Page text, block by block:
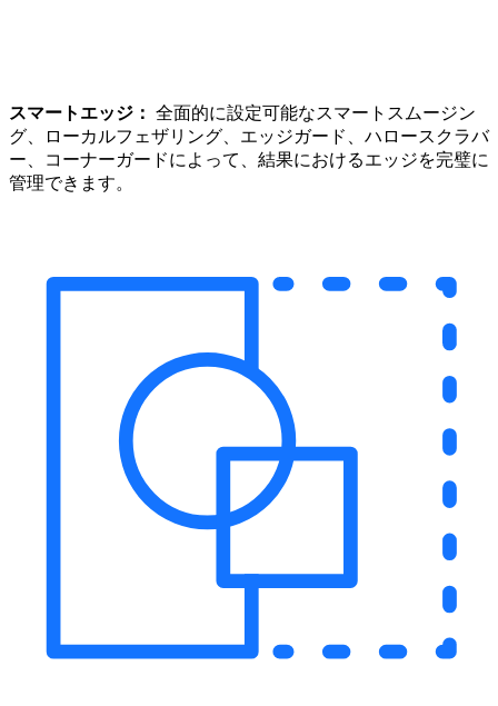
スマートエッジ： 全面的に設定可能なスマートスムージン
グ、ローカルフェザリング、エッジガード、ハロースクラバ
ー、コーナーガードによって、結果におけるエッジを完璧に
管理できます。